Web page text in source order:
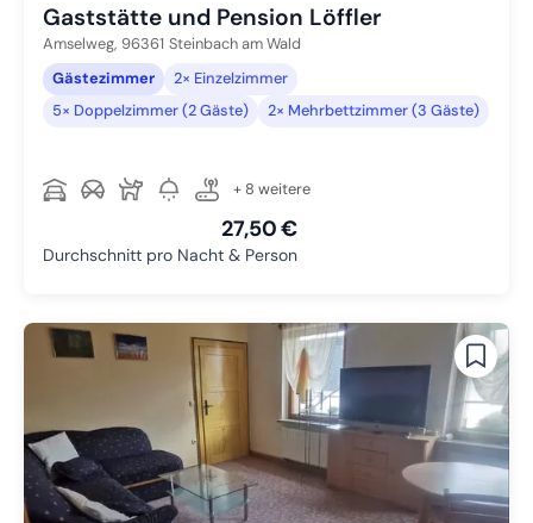
Gaststätte und Pension Löffler
Amselweg, 96361 Steinbach am Wald
Gästezimmer
2× Einzelzimmer
5× Doppelzimmer (2 Gäste)
2× Mehrbettzimmer (3 Gäste)
+ 8 weitere
27,50 €
Durchschnitt pro Nacht & Person